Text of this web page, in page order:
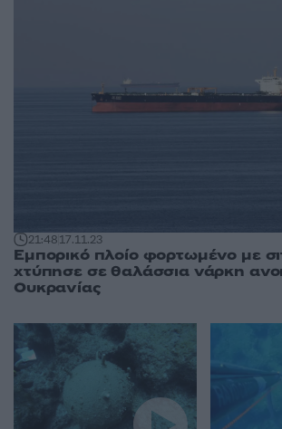
21:4817.11.23
Εμπορικό πλοίο φορτωμένο με
χτύπησε σε θαλάσσια νάρκη
Ουκρανίας